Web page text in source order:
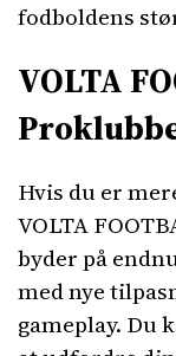
fodboldens
VOLTA
Hvis du er
VOLTA
byder på
med nye
gameplay. Du